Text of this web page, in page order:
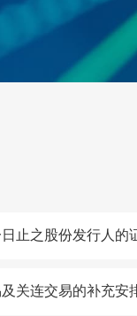
止之股份发行人的
及关连交易的补充